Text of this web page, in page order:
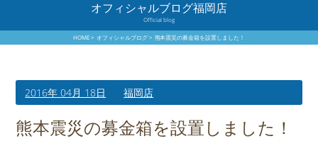
保証について
買取査定のご案内
店舗案内
オフィシャルブログ福岡店
Official blog
HOME オフィシャルブログ 熊本震災の募金箱を設置しました！
2016年 04月 18日 福岡店
熊本震災の募金箱を設置しました！